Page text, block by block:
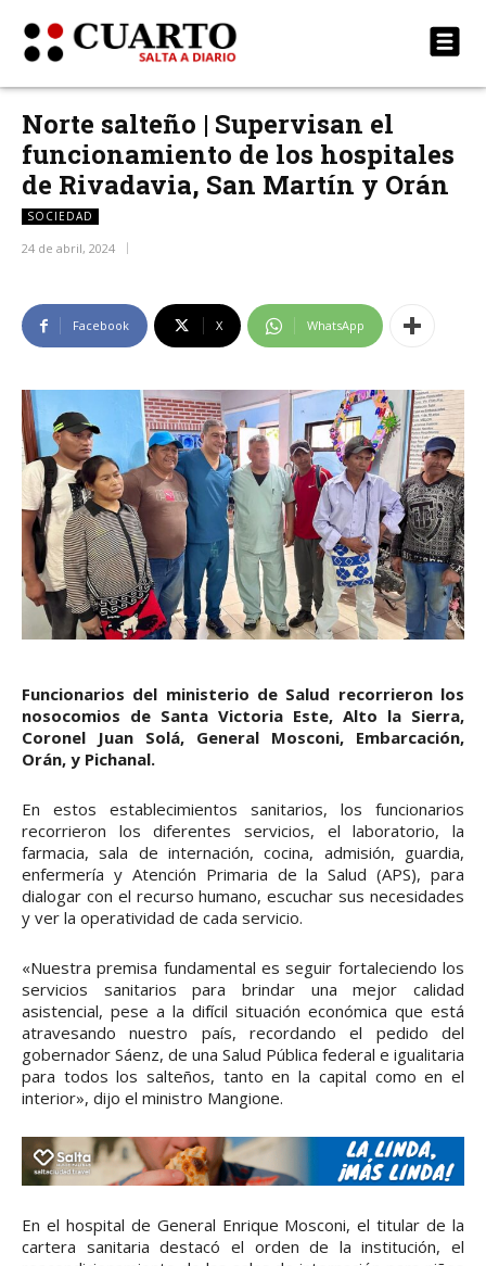
Norte salteño | Supervisan el
funcionamiento de los hospitales
de Rivadavia, San Martín y Orán
SOCIEDAD
24 de abril, 2024
Facebook X WhatsApp
Funcionarios del ministerio de Salud recorrieron los
nosocomios de Santa Victoria Este, Alto la Sierra,
Coronel Juan Solá, General Mosconi, Embarcación,
Orán, y Pichanal.
En estos establecimientos sanitarios, los funcionarios
recorrieron los diferentes servicios, el laboratorio, la
farmacia, sala de internación, cocina, admisión, guardia,
enfermería y Atención Primaria de la Salud (APS), para
dialogar con el recurso humano, escuchar sus necesidades
y ver la operatividad de cada servicio.
«Nuestra premisa fundamental es seguir fortaleciendo los
servicios sanitarios para brindar una mejor calidad
asistencial, pese a la difícil situación económica que está
atravesando nuestro país, recordando el pedido del
gobernador Sáenz, de una Salud Pública federal e igualitaria
para todos los salteños, tanto en la capital como en el
interior», dijo el ministro Mangione.
En el hospital de General Enrique Mosconi, el titular de la
cartera sanitaria destacó el orden de la institución, el